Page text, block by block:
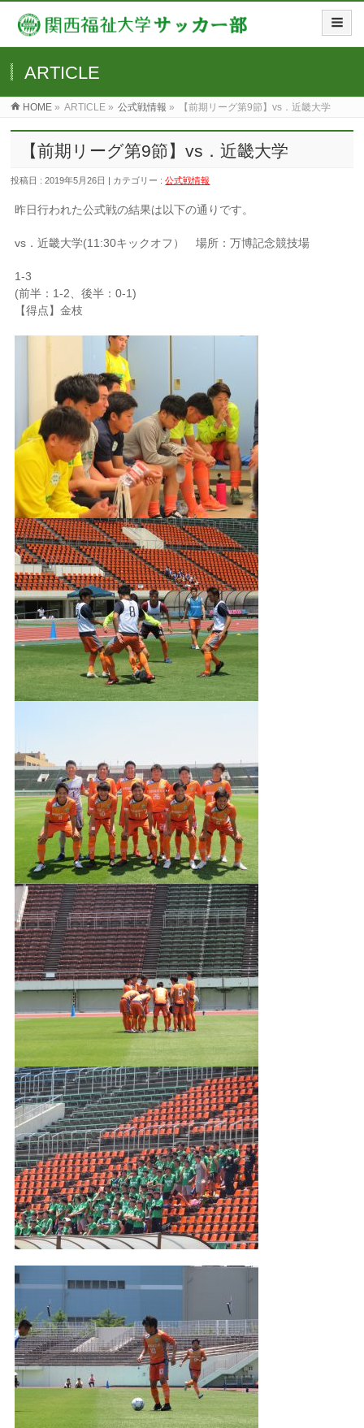
ARTICLE
HOME » ARTICLE » 公式戦情報 » 【前期リーグ第9節】vs．近畿大学
【前期リーグ第9節】vs．近畿大学
投稿日 : 2019年5月26日 | カテゴリー :公式戦情報
昨日行われた公式戦の結果は以下の通りです。
vs．近畿大学(11:30キックオフ） 場所：万博記念競技場
1-3
(前半：1-2、後半：0-1)
【得点】金枝